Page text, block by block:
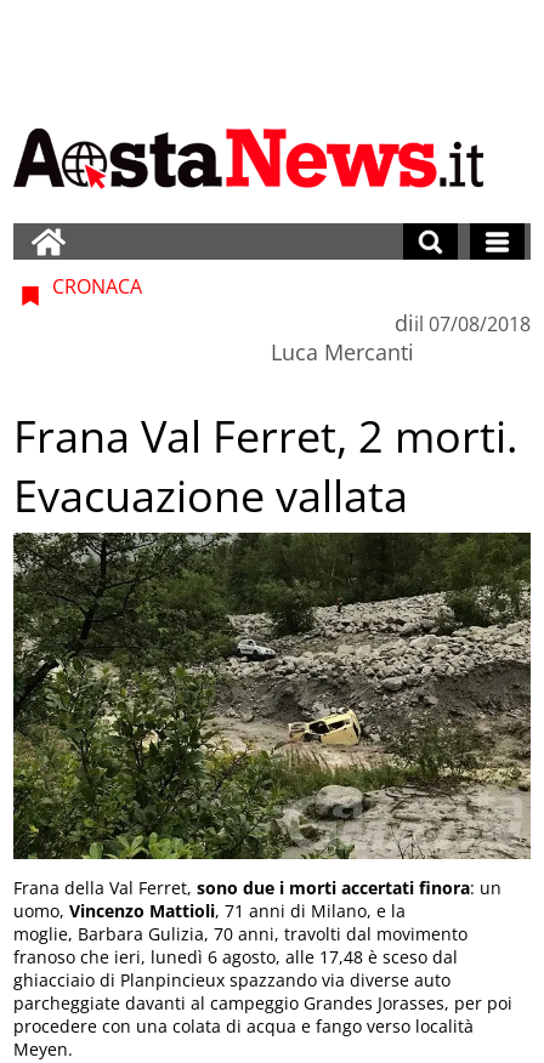
CRONACA
di
Luca Mercanti
il 07/08/2018
Frana Val Ferret, 2 morti.
Evacuazione vallata
Frana della Val Ferret,sono due i morti accertati finora: un
uomo,Vincenzo Mattioli, 71 anni di Milano, e la
moglie, Barbara Gulizia, 70 anni, travolti dal movimento
franoso che ieri, lunedì 6 agosto, alle 17,48 è sceso dal
ghiacciaio di Planpincieux spazzando via diverse auto
parcheggiate davanti al campeggio Grandes Jorasses, per poi
procedere con una colata di acqua e fango verso località
Meyen.